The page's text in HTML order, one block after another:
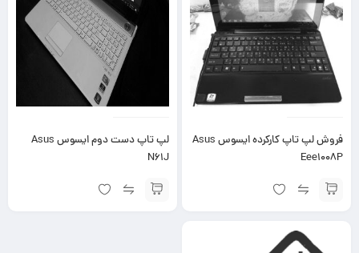
فروش لپ تاپ کارکرده ایسوس Asus
Eee1008P
لپ تاپ دست دوم ایسوس Asus
N61J